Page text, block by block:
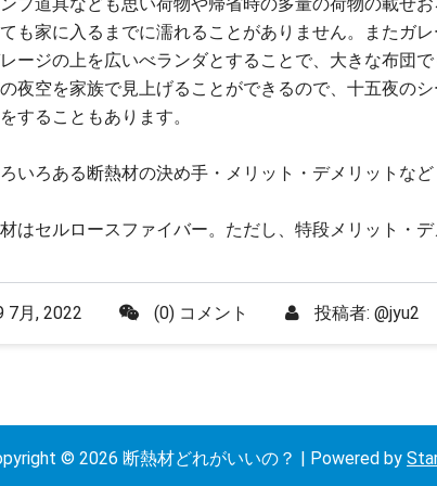
プ道具なども思い荷物や帰省時の多量の荷物の載せ
も家に入るまでに濡れることがありません。またガ
ージの上を広いべランダとすることで、大きな布団
夜空を家族で見上げることができるので、十五夜の
することもあります。
ろいろある断熱材の決め手・メリット・デメリットなど
はセルロースファイバー。ただし、特段メリット・デ
7月, 2022 (0) コメント 投稿者: @jyu2
© 2026 断熱材どれがいいの？ | Powered by